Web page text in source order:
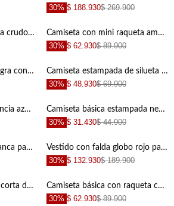
+ +
+ +
+ +
+ +
30% $ 188.930$ 269.900
+
Camiseta de manga larga crudo para hombre
+
Camiseta con mini raqueta amarilla para hombre
30% $ 62.930$ 89.900
Camiseta estampada negra con textura lisa para hombre Camiseta estampada de silueta amplia para hombre
30% $ 48.930$ 69.900
Camiseta con transparencia azul para mujer Camiseta básica estampada negra para mujer
30% $ 31.430$ 44.900
Camiseta estampada blanca para mujer Vestido con falda globo rojo para mujer
30% $ 132.930$ 189.900
Camiseta básica manga corta de silueta entallada para hombre Camiseta básica con raqueta café para hombre
30% $ 62.930$ 89.900